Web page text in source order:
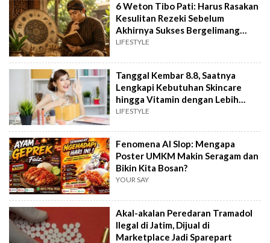
6 Weton Tibo Pati: Harus Rasakan
Kesulitan Rezeki Sebelum
Akhirnya Sukses Bergelimang
Harta
LIFESTYLE
Tanggal Kembar 8.8, Saatnya
Lengkapi Kebutuhan Skincare
hingga Vitamin dengan Lebih
Hemat
LIFESTYLE
Fenomena AI Slop: Mengapa
Poster UMKM Makin Seragam dan
Bikin Kita Bosan?
YOUR SAY
Akal-akalan Peredaran Tramadol
Ilegal di Jatim, Dijual di
Marketplace Jadi Sparepart